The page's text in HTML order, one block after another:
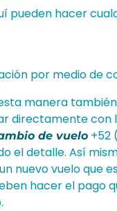
pueden hacer
por medio de
manera
directamente con
de vuelo +52
el detalle. Así
nuevo vuelo que
hacer el pago